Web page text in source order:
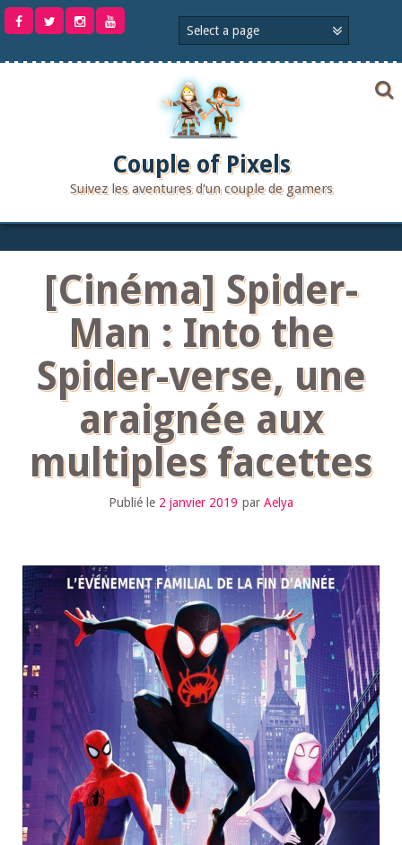
Aller
Couple of Pixels
Suivez les aventures d'un couple de gamers
[Cinéma] Spider-
Man : Into the
Spider-verse, une
araignée aux
multiples facettes
Publié le 2 janvier 2019 par Aelya